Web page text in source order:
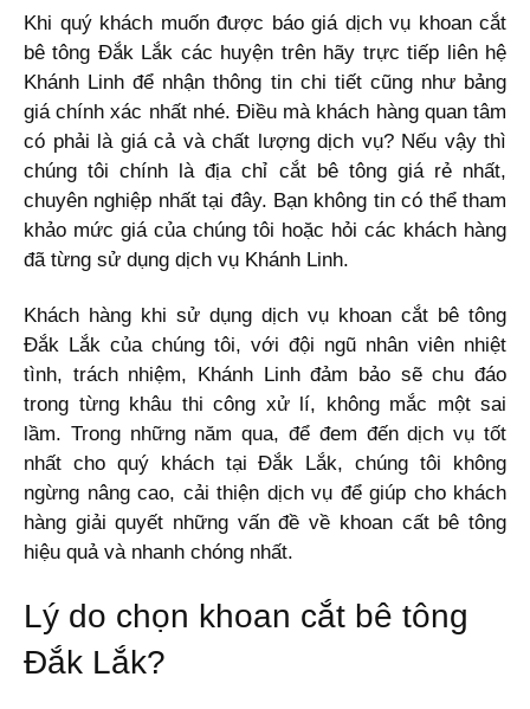
Khi quý khách muốn được báo giá dịch vụ khoan cắt
bê tông Đắk Lắk các huyện trên hãy trực tiếp liên hệ
Khánh Linh để nhận thông tin chi tiết cũng như bảng
giá chính xác nhất nhé. Điều mà khách hàng quan tâm
có phải là giá cả và chất lượng dịch vụ? Nếu vậy thì
chúng tôi chính là địa chỉ cắt bê tông giá rẻ nhất,
chuyên nghiệp nhất tại đây. Bạn không tin có thể tham
khảo mức giá của chúng tôi hoặc hỏi các khách hàng
đã từng sử dụng dịch vụ Khánh Linh.
Khách hàng khi sử dụng dịch vụ khoan cắt bê tông
Đắk Lắk của chúng tôi, với đội ngũ nhân viên nhiệt
tình, trách nhiệm, Khánh Linh đảm bảo sẽ chu đáo
trong từng khâu thi công xử lí, không mắc một sai
lầm. Trong những năm qua, để đem đến dịch vụ tốt
nhất cho quý khách tại Đắk Lắk, chúng tôi không
ngừng nâng cao, cải thiện dịch vụ để giúp cho khách
hàng giải quyết những vấn đề về khoan cất bê tông
hiệu quả và nhanh chóng nhất.
Lý do chọn khoan cắt bê tông
Đắk Lắk?